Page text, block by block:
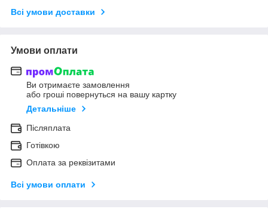
Всі умови доставки
Умови оплати
Ви отримаєте замовлення
або гроші повернуться на вашу картку
Детальніше
Післяплата
Готівкою
Оплата за реквізитами
Всі умови оплати